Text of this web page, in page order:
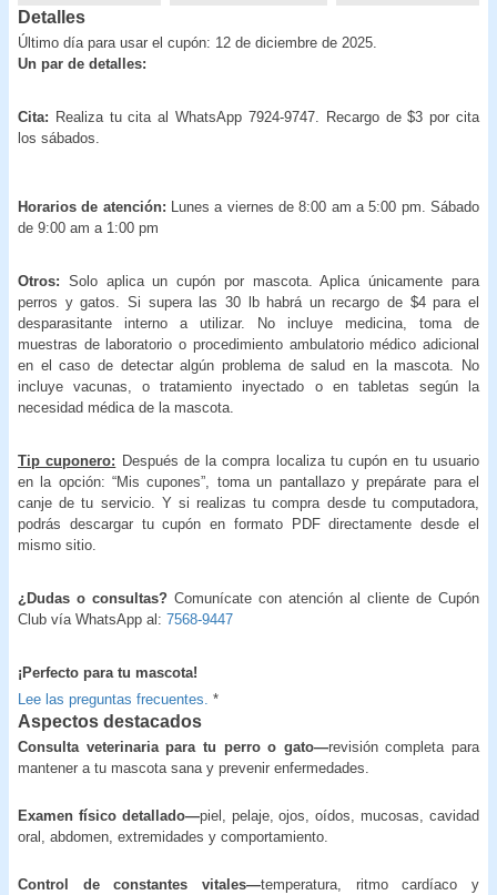
Detalles
Último día para usar el cupón: 12 de diciembre de 2025.
Un par de detalles:
Cita: Realiza tu cita al WhatsApp 7924-9747. Recargo de $3 por cita
los sábados.
Horarios de atención:
Lunes a viernes de 8:00 am a 5:00 pm. Sábado
de 9:00 am a 1:00 pm
Otros: Solo aplica un cupón por mascota. Aplica únicamente para
perros y gatos. Si supera las 30 lb habrá un recargo de $4 para el
desparasitante interno a utilizar. No incluye medicina, toma de
muestras de laboratorio o procedimiento ambulatorio médico adicional
en el caso de detectar algún problema de salud en la mascota. No
incluye vacunas, o tratamiento inyectado o en tabletas según la
necesidad médica de la mascota.
Tip cuponero: Después de la compra localiza tu cupón en tu usuario
en la opción: “Mis cupones”, toma un pantallazo y prepárate para el
canje de tu servicio. Y si realizas tu compra desde tu computadora,
podrás descargar tu cupón en formato PDF directamente desde el
mismo sitio.
¿Dudas o consultas? Comunícate con atención al cliente de Cupón
Club vía WhatsApp al: 7568-9447
¡Perfecto para tu mascota!
Lee las preguntas frecuentes. *
Aspectos destacados
Consulta veterinaria para tu perro o gato—revisión completa para
mantener a tu mascota sana y prevenir enfermedades.
Examen físico detallado—piel, pelaje, ojos, oídos, mucosas, cavidad
oral, abdomen, extremidades y comportamiento.
Control de constantes vitales—temperatura, ritmo cardíaco y